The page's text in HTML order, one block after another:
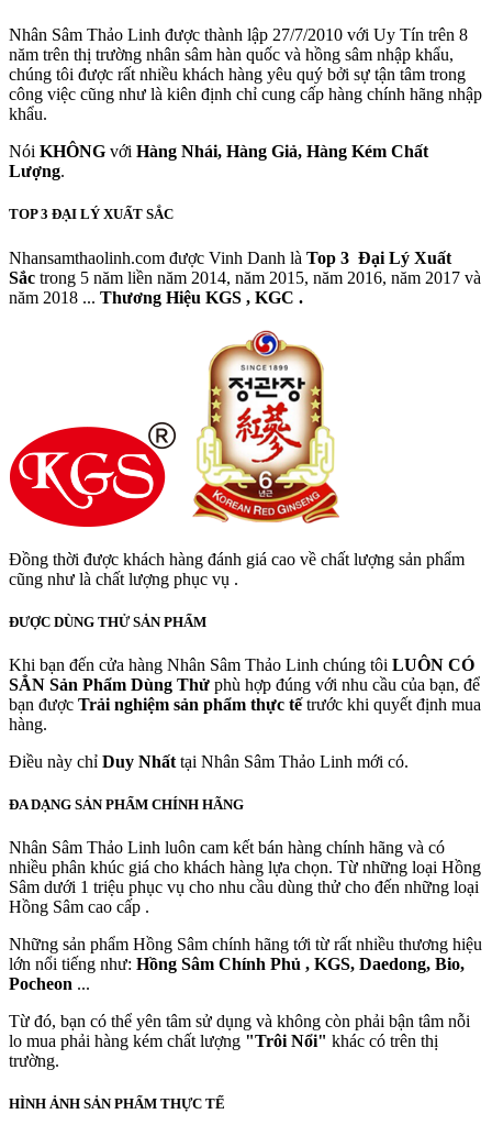
Nhân Sâm Thảo Linh được thành lập 27/7/2010 với Uy Tín trên 8
năm trên thị trường nhân sâm hàn quốc và hồng sâm nhập khẩu,
chúng tôi được rất nhiều khách hàng yêu quý bởi sự tận tâm trong
công việc cũng như là kiên định chỉ cung cấp hàng chính hãng nhập
khẩu.
Nói KHÔNG với Hàng Nhái, Hàng Giả, Hàng Kém Chất
Lượng.
TOP 3 ĐẠI LÝ XUẤT SẮC
Nhansamthaolinh.com được Vinh Danh là Top 3 Đại Lý Xuất
Sắc trong 5 năm liền năm 2014, năm 2015, năm 2016, năm 2017 và
năm 2018 ... Thương Hiệu KGS , KGC .
Đồng thời được khách hàng đánh giá cao về chất lượng sản phẩm
cũng như là chất lượng phục vụ .
ĐƯỢC DÙNG THỬ SẢN PHẨM
Khi bạn đến cửa hàng Nhân Sâm Thảo Linh chúng tôi LUÔN CÓ
SẲN Sản Phẩm Dùng Thử phù hợp đúng với nhu cầu của bạn, để
bạn được Trải nghiệm sản phẩm thực tếtrước khi quyết định mua
hàng.
Điều này chỉ Duy Nhất tại Nhân Sâm Thảo Linh mới có.
ĐA DẠNG SẢN PHẨM CHÍNH HÃNG
Nhân Sâm Thảo Linh luôn cam kết bán hàng chính hãng và có
nhiều phân khúc giá cho khách hàng lựa chọn. Từ những loại Hồng
Sâm dưới 1 triệu phục vụ cho nhu cầu dùng thử cho đến những loại
Hồng Sâm cao cấp .
Những sản phẩm Hồng Sâm chính hãng tới từ rất nhiều thương hiệu
lớn nổi tiếng như: Hồng Sâm Chính Phủ , KGS, Daedong, Bio,
Pocheon ...
Từ đó, bạn có thể yên tâm sử dụng và không còn phải bận tâm nỗi
lo mua phải hàng kém chất lượng "Trôi Nổi" khác có trên thị
trường.
HÌNH ẢNH SẢN PHẨM THỰC TẾ